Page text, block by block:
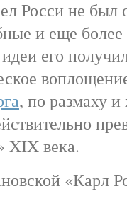
Росси не был
и еще
его
, по размаху
XIX века.
«Карл